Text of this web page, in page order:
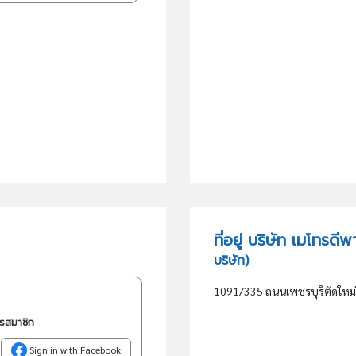
สมาชิก
Sign in with Facebook
ที่อยู่ บริษัท เมโทรดี
บริษัท)
1091/335 ถนนเพชรบุรีตัดให